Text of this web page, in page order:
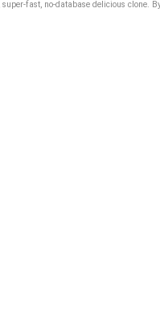
fast, no-database delicious clone.